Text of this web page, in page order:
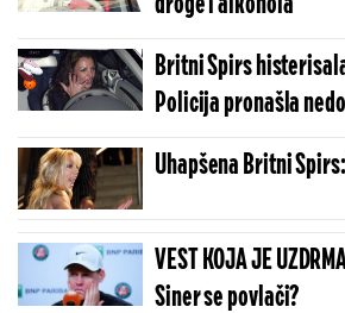
Britni Spirs
Policija pronašla
Uhapšena Britni
VEST KOJA JE
Siner se povlači?